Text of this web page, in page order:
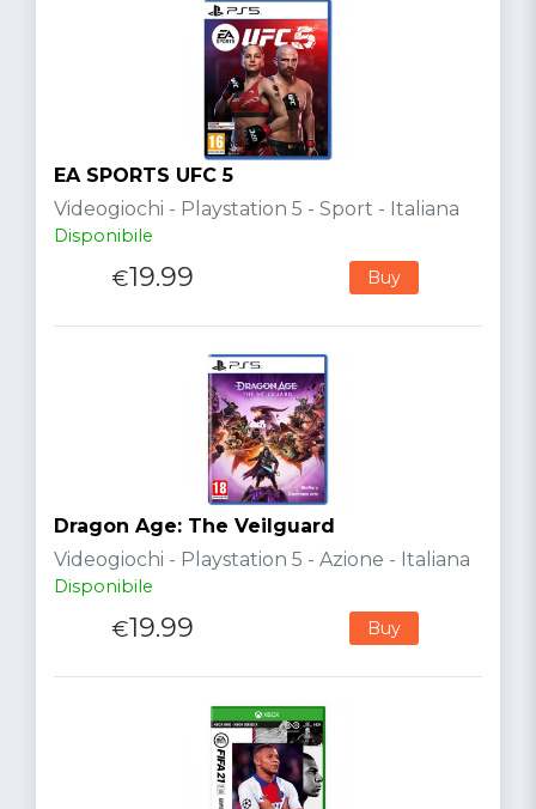
EA SPORTS UFC 5
Videogiochi - Playstation 5 - Sport - Italiana
Disponibile
€19.99 Buy
Dragon Age: The Veilguard
Videogiochi - Playstation 5 - Azione - Italiana
Disponibile
€19.99 Buy